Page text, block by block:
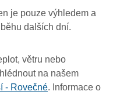
je pouze výhledem a
dalších dní.
větru nebo
na našem
- Rovečné. Informace o